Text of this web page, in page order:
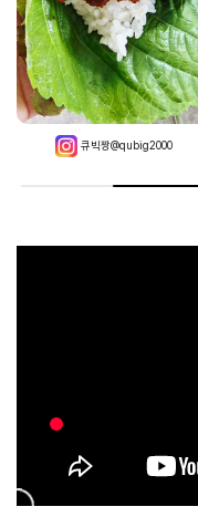
레비올라@seohyeon0812